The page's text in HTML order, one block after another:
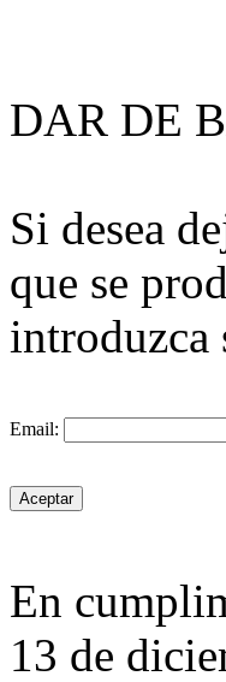
DAR DE
Si desea
que se
introduzca
Email:
En
13 de